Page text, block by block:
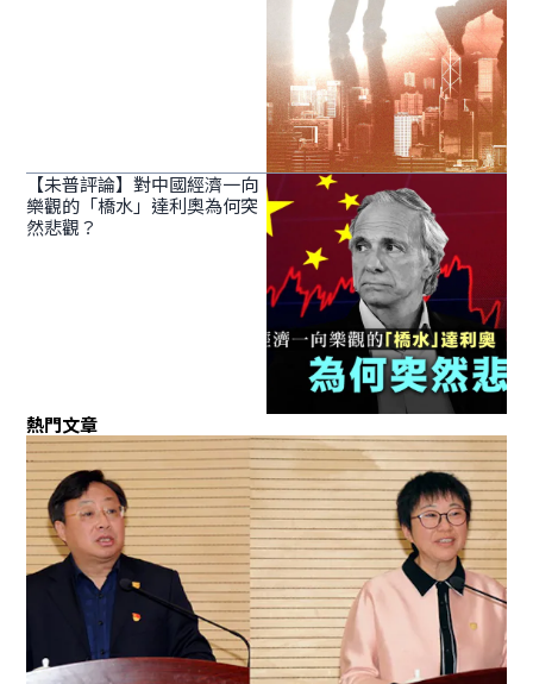
【未普評論】對中國經濟一向
樂觀的「橋水」達利奧為何突
然悲觀？
熱門文章